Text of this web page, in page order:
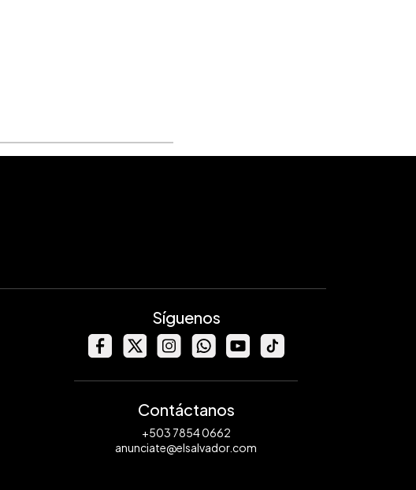
Síguenos
Contáctanos
+503 7854 0662
anunciate@elsalvador.com